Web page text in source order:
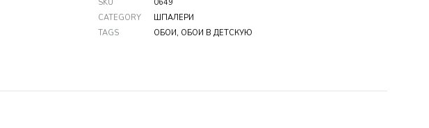
SKU
0649
CATEGORY
ШПАЛЕРИ
TAGS
ОБОИ, ОБОИ В ДЕТСКУЮ